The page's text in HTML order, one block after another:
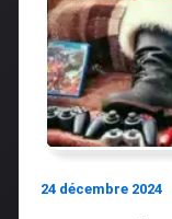
24 décembre 2024